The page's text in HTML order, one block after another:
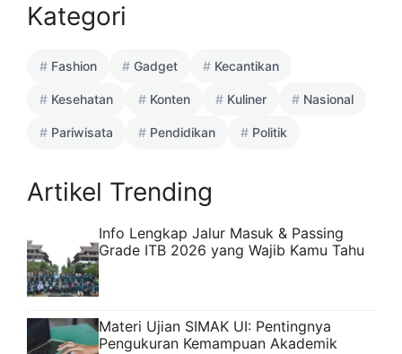
Kategori
Fashion Gadget Kecantikan
Kesehatan Konten Kuliner Nasional
Pariwisata Pendidikan Politik
Artikel Trending
Info Lengkap Jalur Masuk & Passing
Grade ITB 2026 yang Wajib Kamu Tahu
Materi Ujian SIMAK UI: Pentingnya
Pengukuran Kemampuan Akademik